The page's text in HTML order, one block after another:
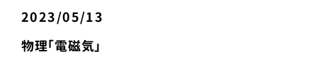
2023/05/13
物理「電磁気」